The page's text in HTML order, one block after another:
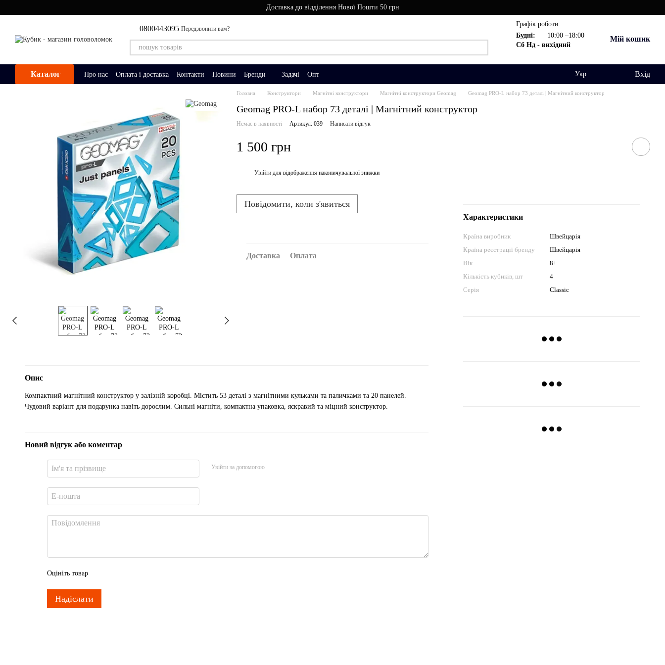
Доставка до відділення Нової Пошти 50 грн
0800443095 Передзвонити вам?
Графік роботи:
Будні:
10:00 –18:00
Сб Нд - вихідний
Мій кошик
Каталог Про нас Оплата і доставка Контакти Новини Бренди Задачі Опт Укр Вхід
Головна Конструктори Магнітні конструктори Магнітні конструктори Geomag Geomag PRO-L набор 73 деталі | Магнітний конструктор
Geomag PRO-L набор 73 деталі | Магнітний конструктор
Немає в наявності Артикул: 039 Написати відгук
1 500 грн
Увійти для відображення накопичувальної знижки
Повідомити, коли з'явиться
Доставка Оплата
Характеристики
Країна виробник
Швейцарія
Країна реєстрації бренду
Швейцарія
Вік
8+
Кількість кубиків, шт
4
Серія
Classic
Опис
Компактний магнітний конструктор у залізній коробці. Містить 53 деталі з магнітними кульками та паличками та 20 панелей.
Чудовий варіант для подарунка навіть дорослим. Сильні магніти, компактна упаковка, яскравий та міцний конструктор.
Новий відгук або коментар
Увійти за допомогою
Оцініть товар
Надіслати